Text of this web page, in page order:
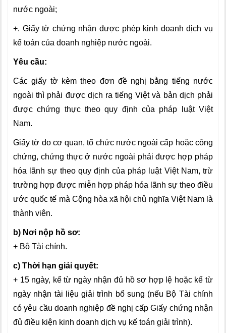
nước ngoài;
+. Giấy tờ chứng nhận được phép kinh doanh dịch vụ
kế toán của doanh nghiệp nước ngoài.
Yêu cầu:
Các giấy tờ kèm theo đơn đề nghị bằng tiếng nước
ngoài thì phải được dịch ra tiếng Việt và bản dịch phải
được chứng thực theo quy định của pháp luật Việt
Nam.
Giấy tờ do cơ quan, tổ chức nước ngoài cấp hoặc công
chứng, chứng thực ở nước ngoài phải được hợp pháp
hóa lãnh sự theo quy định của pháp luật Việt Nam, trừ
trường hợp được miễn hợp pháp hóa lãnh sự theo điều
ước quốc tế mà Cộng hòa xã hội chủ nghĩa Việt Nam là
thành viên.
b) Nơi nộp hồ sơ:
+ Bộ Tài chính.
c) Thời hạn giải quyết:
+ 15 ngày, kể từ ngày nhận đủ hồ sơ hợp lệ hoặc kể từ
ngày nhận tài liệu giải trình bổ sung (nếu Bộ Tài chính
có yêu cầu doanh nghiệp đề nghị cấp Giấy chứng nhận
đủ điều kiện kinh doanh dịch vụ kế toán giải trình).